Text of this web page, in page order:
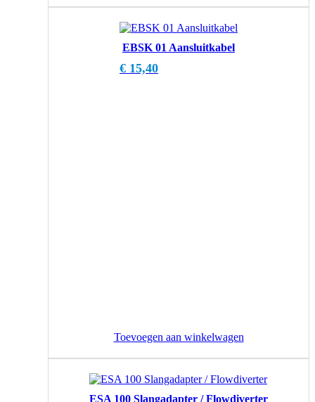
EBSK 01 Aansluitkabel
€ 15,40
Toevoegen aan winkelwagen
ESA 100 Slangadapter / Flowdiverter